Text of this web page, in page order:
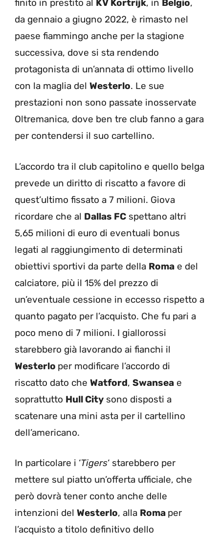
finito in prestito al KV Kortrijk, in Belgio,
da gennaio a giugno 2022, è rimasto nel
paese fiammingo anche per la stagione
successiva, dove si sta rendendo
protagonista di un’annata di ottimo livello
con la maglia del Westerlo. Le sue
prestazioni non sono passate inosservate
Oltremanica, dove ben tre club fanno a gara
per contendersi il suo cartellino.
L’accordo tra il club capitolino e quello belga
prevede un diritto di riscatto a favore di
quest’ultimo fissato a 7 milioni. Giova
ricordare che al Dallas FC spettano altri
5,65 milioni di euro di eventuali bonus
legati al raggiungimento di determinati
obiettivi sportivi da parte della Roma e del
calciatore, più il 15% del prezzo di
un’eventuale cessione in eccesso rispetto a
quanto pagato per l’acquisto. Che fu pari a
poco meno di 7 milioni. I giallorossi
starebbero già lavorando ai fianchi il
Westerlo per modificare l’accordo di
riscatto dato che Watford, Swansea e
soprattutto Hull City sono disposti a
scatenare una mini asta per il cartellino
dell’americano.
In particolare i ‘Tigers‘ starebbero per
mettere sul piatto un’offerta ufficiale, che
però dovrà tener conto anche delle
intenzioni del Westerlo, alla Roma per
l’acquisto a titolo definitivo dello